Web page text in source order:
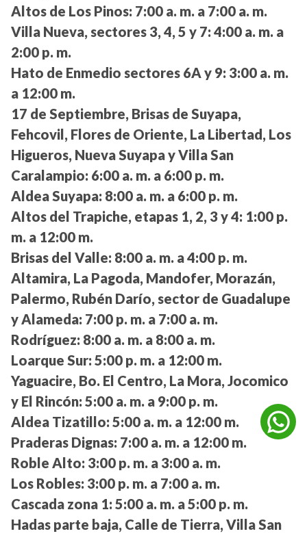
Altos de Los Pinos: 7:00 a. m. a 7:00 a. m.
Villa Nueva, sectores 3, 4, 5 y 7: 4:00 a. m. a
2:00 p. m.
Hato de Enmedio sectores 6A y 9: 3:00 a. m.
a 12:00 m.
17 de Septiembre, Brisas de Suyapa,
Fehcovil, Flores de Oriente, La Libertad, Los
Higueros, Nueva Suyapa y Villa San
Caralampio: 6:00 a. m. a 6:00 p. m.
Aldea Suyapa: 8:00 a. m. a 6:00 p. m.
Altos del Trapiche, etapas 1, 2, 3 y 4: 1:00 p.
m. a 12:00 m.
Brisas del Valle: 8:00 a. m. a 4:00 p. m.
Altamira, La Pagoda, Mandofer, Morazán,
Palermo, Rubén Darío, sector de Guadalupe
y Alameda: 7:00 p. m. a 7:00 a. m.
Rodríguez: 8:00 a. m. a 8:00 a. m.
Loarque Sur: 5:00 p. m. a 12:00 m.
Yaguacire, Bo. El Centro, La Mora, Jocomico
y El Rincón: 5:00 a. m. a 9:00 p. m.
Aldea Tizatillo: 5:00 a. m. a 12:00 m.
Praderas Dignas: 7:00 a. m. a 12:00 m.
Roble Alto: 3:00 p. m. a 3:00 a. m.
Los Robles: 3:00 p. m. a 7:00 a. m.
Cascada zona 1: 5:00 a. m. a 5:00 p. m.
Hadas parte baja, Calle de Tierra, Villa San